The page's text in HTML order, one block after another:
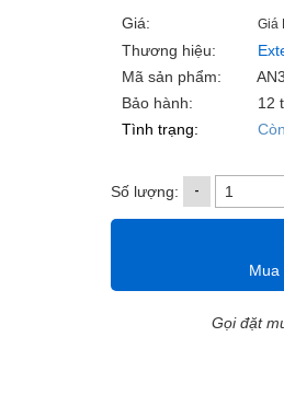
Giá: Giá
Thương hiệu:
Mã sản phẩm:
Bảo hành:
12
Tình trạng:
Số lượng: -
Mua
Gọi đặt